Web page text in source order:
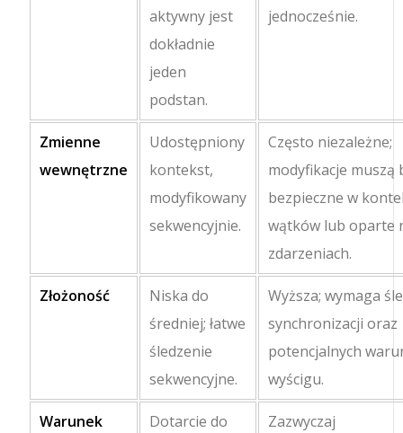
aktywny jest
dokładnie
jeden
podstan.
jednocześnie.
Zmienne
wewnętrzne
Udostępniony
kontekst,
modyfikowany
sekwencyjnie.
Często niezależne;
modyfikacje muszą
bezpieczne w
wątków lub oparte
zdarzeniach.
Złożoność
Niska do
średniej; łatwe
śledzenie
sekwencyjne.
Wyższa; wymaga
synchronizacji oraz
potencjalnych
wyścigu.
Warunek
Dotarcie do
Zazwyczaj